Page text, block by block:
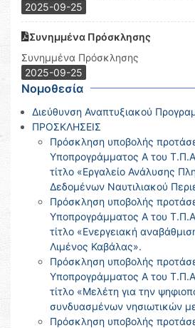
2025-09-25
Συνημμένα Πρόσκλησης
Συνημμένα Πρόσκλησης
2025-09-25
Νομοθεσία
Διεύθυνση Αναπτυξιακού
ΠΡΟΣΚΛΗΣΕΙΣ
Πρόσκληση υποβολής
Υποπρογράμματος Α του
τίτλο «Εργαλείο Ανάλυσης
Δεδομένων Ναυτιλιακού
Πρόσκληση υποβολής
Υποπρογράμματος Α του
τίτλο «Ενεργειακή
Λιμένος Καβάλας».
Πρόσκληση υποβολής
Υποπρογράμματος Α του
τίτλο «Μελέτη για την
συνδυασμένων νησιωτικών
Πρόσκληση υποβολής